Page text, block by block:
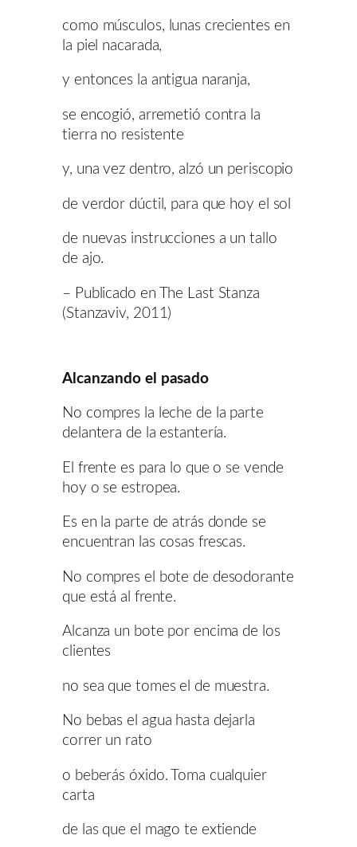
como músculos, lunas crecientes en
la piel nacarada,
y entonces la antigua naranja,
se encogió, arremetió contra la
tierra no resistente
y, una vez dentro, alzó un periscopio
de verdor dúctil, para que hoy el sol
de nuevas instrucciones a un tallo
de ajo.
– Publicado en The Last Stanza
(Stanzaviv, 2011)
Alcanzando el pasado
No compres la leche de la parte
delantera de la estantería.
El frente es para lo que o se vende
hoy o se estropea.
Es en la parte de atrás donde se
encuentran las cosas frescas.
No compres el bote de desodorante
que está al frente.
Alcanza un bote por encima de los
clientes
no sea que tomes el de muestra.
No bebas el agua hasta dejarla
correr un rato
o beberás óxido. Toma cualquier
carta
de las que el mago te extiende